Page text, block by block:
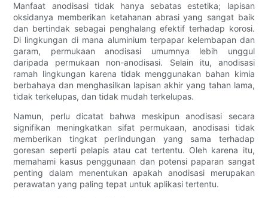
Manfaat anodisasi tidak hanya sebatas estetika; lapisan
oksidanya memberikan ketahanan abrasi yang sangat baik
dan bertindak sebagai penghalang efektif terhadap korosi.
Di lingkungan di mana aluminium terpapar kelembapan dan
garam, permukaan anodisasi umumnya lebih unggul
daripada permukaan non-anodisasi. Selain itu, anodisasi
ramah lingkungan karena tidak menggunakan bahan kimia
berbahaya dan menghasilkan lapisan akhir yang tahan lama,
tidak terkelupas, dan tidak mudah terkelupas.
Namun, perlu dicatat bahwa meskipun anodisasi secara
signifikan meningkatkan sifat permukaan, anodisasi tidak
memberikan tingkat perlindungan yang sama terhadap
goresan seperti pelapis atau cat tertentu. Oleh karena itu,
memahami kasus penggunaan dan potensi paparan sangat
penting dalam menentukan apakah anodisasi merupakan
perawatan yang paling tepat untuk aplikasi tertentu.